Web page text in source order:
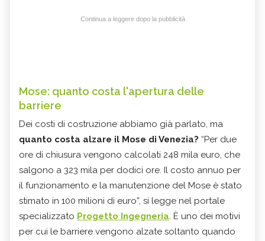
Continua a leggere dopo la pubblicità
Mose: quanto costa l'apertura delle
barriere
Dei costi di costruzione abbiamo già parlato, ma
quanto costa alzare il Mose di Venezia? “Per due
ore di chiusura vengono calcolati 248 mila euro, che
salgono a 323 mila per dodici ore. Il costo annuo per
il funzionamento e la manutenzione del Mose è stato
stimato in 100 milioni di euro”, si legge nel portale
specializzato Progetto Ingegneria. È uno dei motivi
per cui le barriere vengono alzate soltanto quando